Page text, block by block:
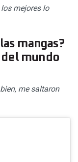
mejores lo
mangas?
del mundo
me saltaron